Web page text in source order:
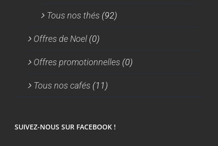
Tous nos thés (92)
Offres de Noel (0)
Offres promotionnelles (0)
Tous nos cafés (11)
SUIVEZ-NOUS SUR FACEBOOK !